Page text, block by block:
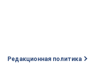
Редакционная политика